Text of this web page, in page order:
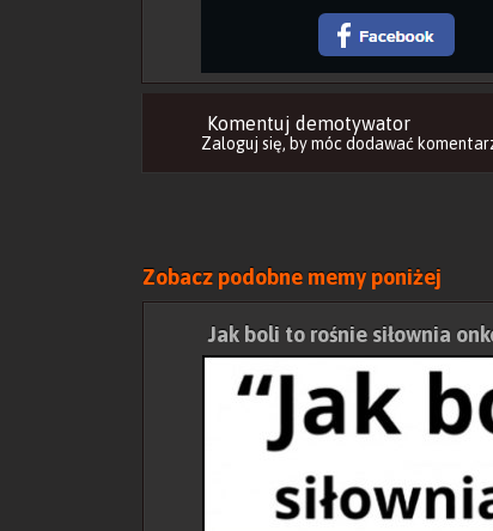
Komentuj demotywator
Zaloguj się, by móc dodawać
Zobacz podobne memy poniżej
Jak boli to rośnie siłownia